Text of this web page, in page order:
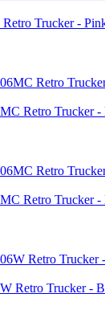
Trucker -
Retro Trucker
Retro Trucker
Retro Trucker -